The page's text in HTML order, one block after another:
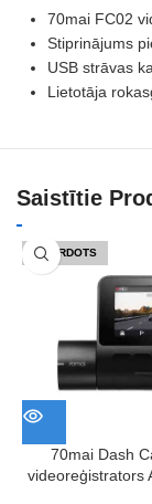
70mai FC02
Stiprinājums
USB strāvas
Lietotāja
Saistītie
IZPĀRDOTS
70mai Dash
videoreģistrators